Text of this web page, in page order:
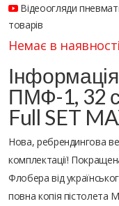
Відеоогляди
товарів
Немає в наявності
ПМФ-1, 32
Full SET
Нова, ребрендингова
комплектації!
Флобера від
повна копія пістолета